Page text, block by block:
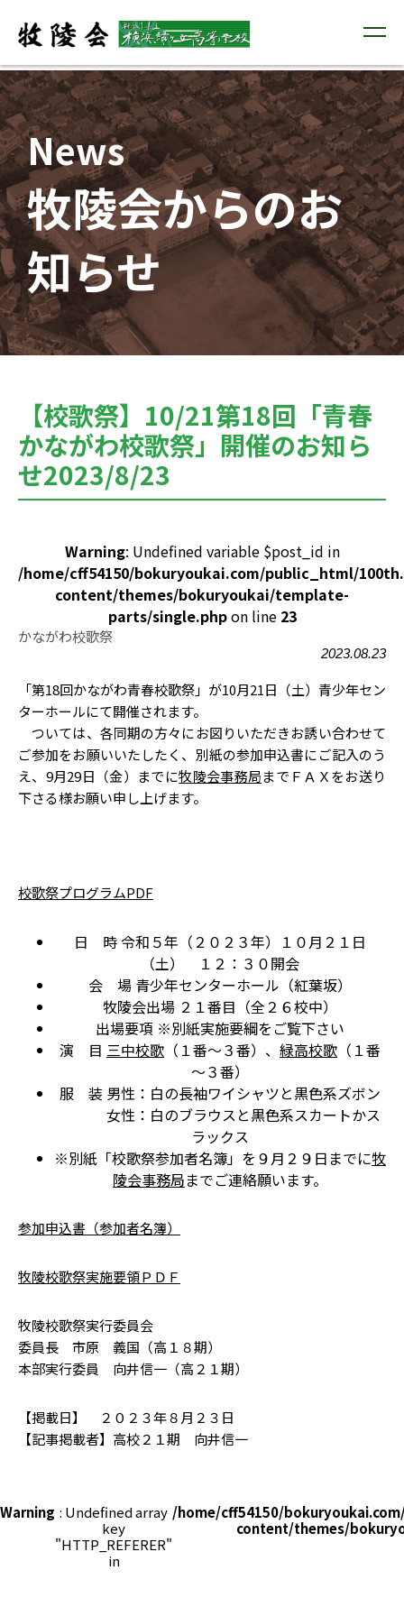
News
牧陵会からのお
知らせ
【校歌祭】10/21第18回「青春
かながわ校歌祭」開催のお知ら
せ2023/8/23
Warning: Undefined variable $post_id in
/home/cff54150/bokuryoukai.com/public_html/
content/themes/bokuryoukai/template-
parts/single.phpon line 23
かながわ校歌祭
2023.08.23
「第18回かながわ青春校歌祭」が10月21日（土）青少年セン
ターホールにて開催されます。
ついては、各同期の方々にお図りいただきお誘い合わせて
ご参加をお願いいたしたく、別紙の参加申込書にご記入のう
え、9月29日（金）までに牧陵会事務局までＦＡＸをお送り
下さる様お願い申し上げます。
校歌祭プログラムPDF
日 時 令和５年（２０２３年）１０月２１日
（土） １２：３０開会
会 場 青少年センターホール（紅葉坂）
牧陵会出場 ２１番目（全２６校中）
出場要項 ※別紙実施要綱をご覧下さい
演 目 三中校歌 （１番～３番）、 緑高校歌 （１番
～３番）
服 装 男性：白の長袖ワイシャツと黒色系ズボン
女性：白のブラウスと黒色系スカートかス
ラックス
※別紙「校歌祭参加者名簿」を９月２９日までに牧
陵会事務局までご連絡願います。
参加申込書（参加者名簿）
牧陵校歌祭実施要領ＰＤＦ
牧陵校歌祭実行委員会
委員長 市原 義国（高１８期）
本部実行委員 向井信一（高２１期）
【掲載日】 ２０２３年８月２３日
【記事掲載者】高校２１期 向井信一
Warning : Undefined array
key
"HTTP_REFERER"
in
/home/cff54150/
content/themes/